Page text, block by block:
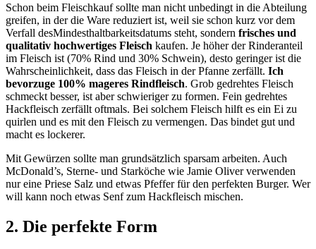
Schon beim Fleischkauf sollte man nicht unbedingt in die Abteilung
greifen, in der die Ware reduziert ist, weil sie schon kurz vor dem
Verfall desMindesthaltbarkeitsdatums steht, sondern frisches und
qualitativ hochwertiges Fleisch kaufen. Je höher der Rinderanteil
im Fleisch ist (70% Rind und 30% Schwein), desto geringer ist die
Wahrscheinlichkeit, dass das Fleisch in der Pfanne zerfällt. Ich
bevorzuge 100% mageres Rindfleisch. Grob gedrehtes Fleisch
schmeckt besser, ist aber schwieriger zu formen. Fein gedrehtes
Hackfleisch zerfällt oftmals. Bei solchem Fleisch hilft es ein Ei zu
quirlen und es mit den Fleisch zu vermengen. Das bindet gut und
macht es lockerer.
Mit Gewürzen sollte man grundsätzlich sparsam arbeiten. Auch
McDonald’s, Sterne- und Starköche wie Jamie Oliver verwenden
nur eine Priese Salz und etwas Pfeffer für den perfekten Burger. Wer
will kann noch etwas Senf zum Hackfleisch mischen.
2. Die perfekte Form